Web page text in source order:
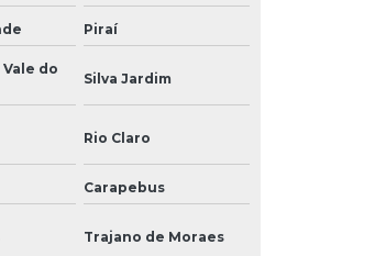
Piraí
Vale do
Silva Jardim
Rio Claro
Carapebus
Trajano de Moraes